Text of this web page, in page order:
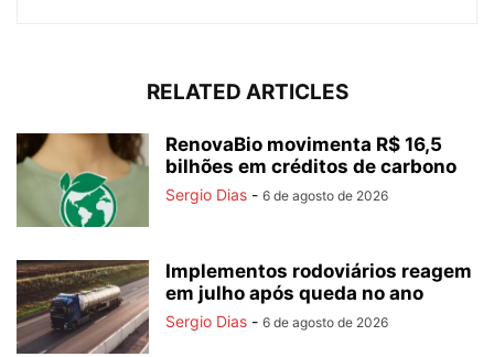
RELATED ARTICLES
RenovaBio movimenta R$ 16,5
bilhões em créditos de carbono
Sergio Dias - 6 de agosto de 2026
Implementos rodoviários reagem
em julho após queda no ano
Sergio Dias - 6 de agosto de 2026